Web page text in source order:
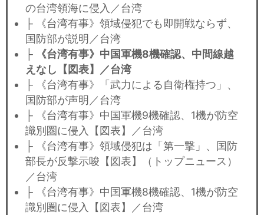
の台湾領海に侵入／台湾
├ 《台湾有事》領域侵犯でも即開戦ならず、
国防部が説明／台湾
├
《台湾有事》中国軍機8機確認、中間線越
えなし【図表】／台湾
├ 《台湾有事》「武力による自衛権持つ」、
国防部が声明／台湾
├ 《台湾有事》中国軍機9機確認、1機が防空
識別圏に侵入【図表】／台湾
├ 《台湾有事》領域侵犯は「第一撃」、国防
部長が反撃示唆【図表】（トップニュース）
／台湾
├ 《台湾有事》中国軍機8機確認、1機が防空
識別圏に侵入【図表】／台湾